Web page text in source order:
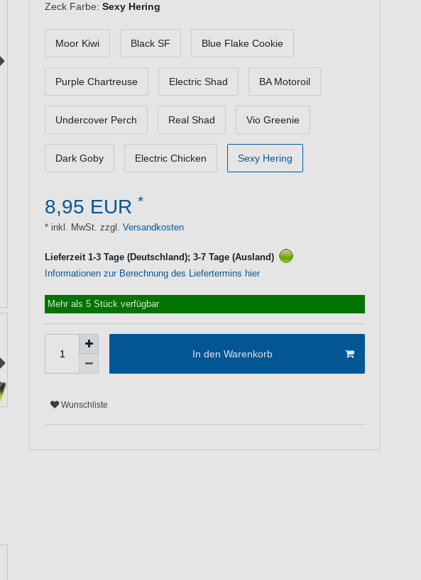
Zeck Farbe: Sexy Hering
Moor Kiwi Black SF Blue Flake Cookie
Purple Chartreuse Electric Shad BA Motoroil
Undercover Perch Real Shad Vio Greenie
Dark Goby Electric Chicken Sexy Hering
8,95 EUR *
* inkl. MwSt. zzgl. Versandkosten
Lieferzeit 1-3 Tage (Deutschland); 3-7 Tage (Ausland)
Informationen zur Berechnung des Liefertermins hier
Mehr als 5 Stück verfügbar
In den Warenkorb
Wunschliste